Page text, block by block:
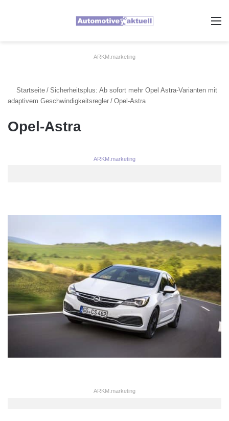
ARKM.marketing
Startseite / Sicherheitsplus: Ab sofort mehr Opel Astra-Varianten mit
adaptivem Geschwindigkeitsregler / Opel-Astra
Opel-Astra
ARKM.marketing
ARKM.marketing